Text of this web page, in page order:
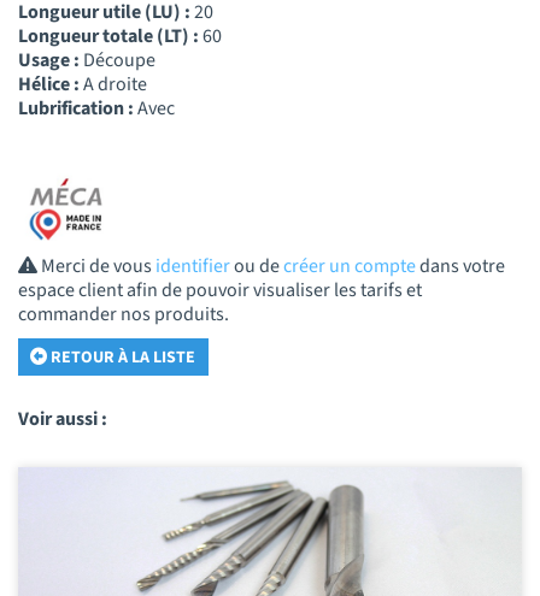
Longueur utile (LU) :20
Longueur totale (LT) :60
Usage : Découpe
Hélice :A droite
Lubrification :Avec
Merci de vousidentifierou decréer un comptedans votre
espace client afin de pouvoir visualiser les tarifs et
commander nos produits.
RETOUR À LA LISTE
Voir aussi :